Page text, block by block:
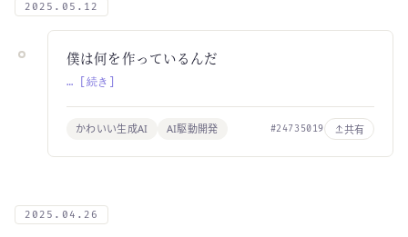
2025.05.12
僕は何を作っているんだ
… [続き]
かわいい生成AI AI駆動開発 #24735019 共有
2025.04.26